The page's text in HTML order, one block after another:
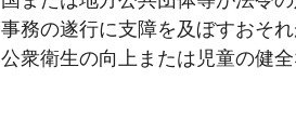
事務の遂行に支障を及ぼすおそ
公衆衛生の向上または児童の健